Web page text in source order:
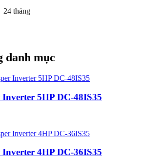
24 tháng
danh mục
5HP DC-48IS35
4HP DC-36IS35